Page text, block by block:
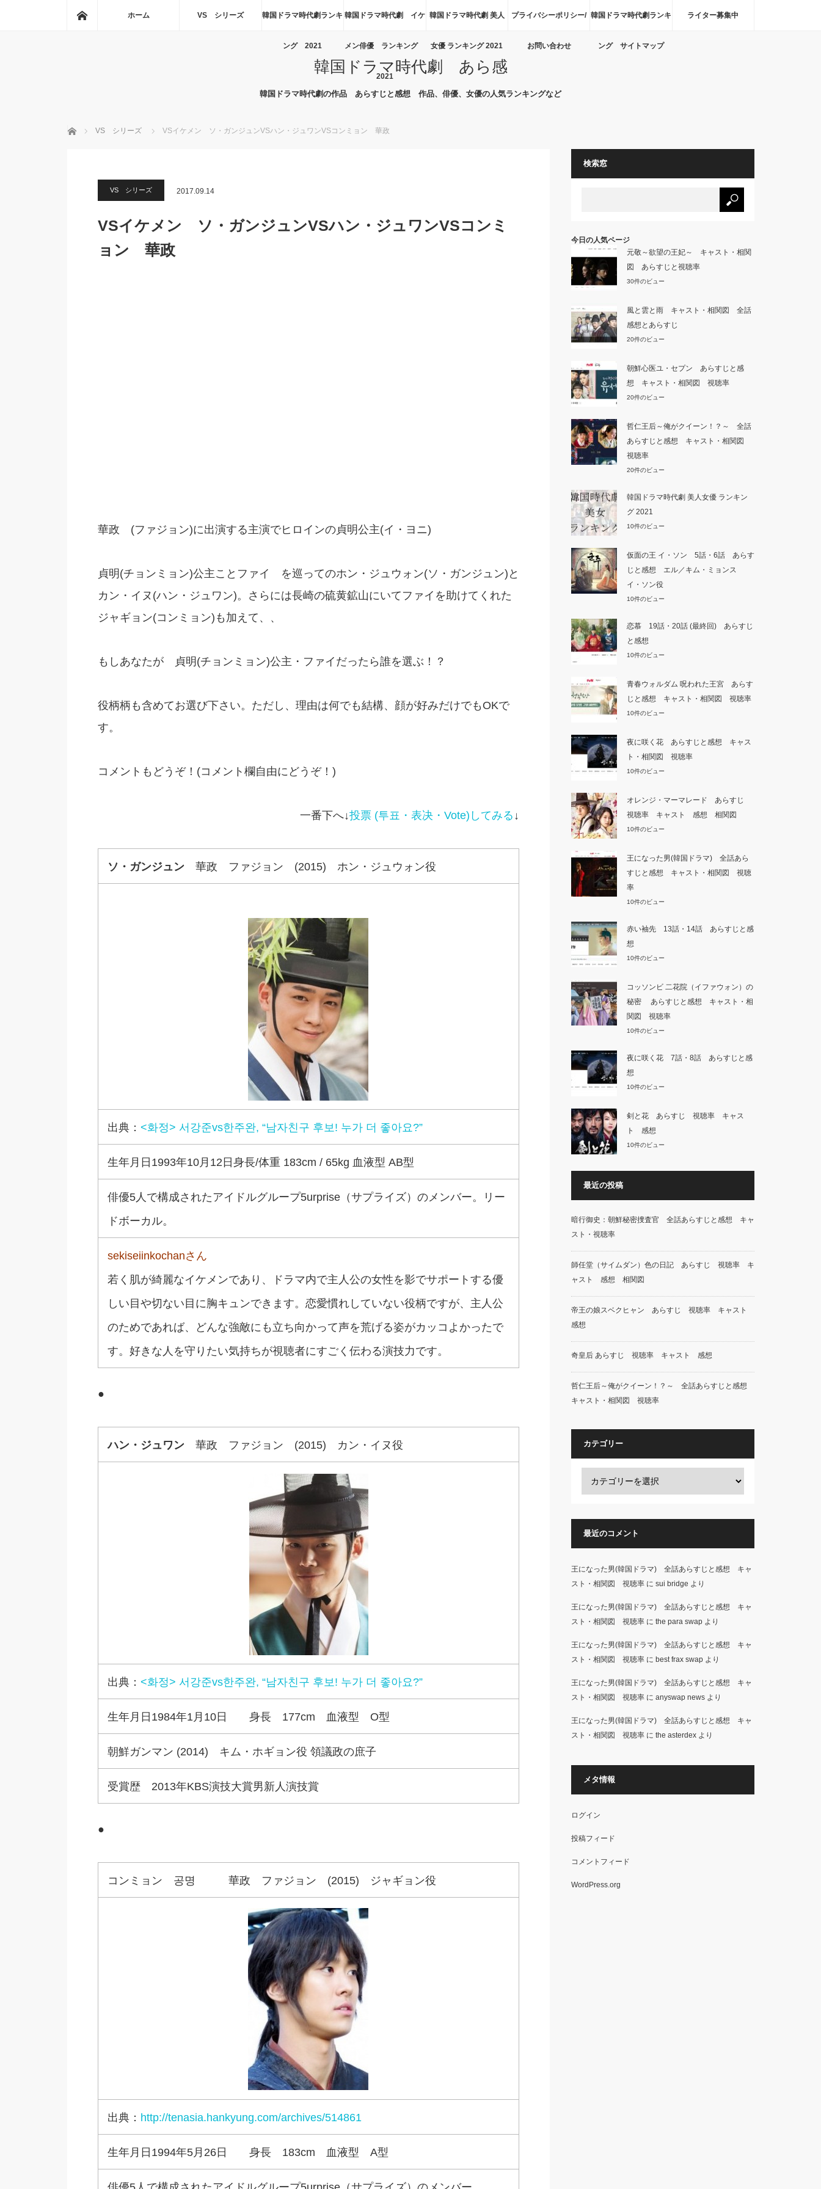
ホーム VS シリーズ 韓国ドラマ時代劇ランキ
ング 2021
韓国ドラマ時代劇 イケ
メン俳優 ランキング
2021
韓国ドラマ時代劇 美人
女優 ランキング 2021
プライバシーポリシー/
お問い合わせ
韓国ドラマ時代劇ランキ
ング サイトマップ
ライター募集中
韓国ドラマ時代劇 あら感
韓国ドラマ時代劇の作品 あらすじと感想 作品、俳優、女優の人気ランキングなど
ホーム VS シリーズ VSイケメン ソ・ガンジュンVSハン・ジュワンVSコンミョン 華政
VS シリーズ 2017.09.14
VSイケメン ソ・ガンジュンVSハン・ジュワンVSコンミ
ョン 華政
華政 (ファジョン)に出演する主演でヒロインの貞明公主(イ・ヨニ)
貞明(チョンミョン)公主ことファイ を巡ってのホン・ジュウォン(ソ・ガンジュン)と
カン・イヌ(ハン・ジュワン)。さらには長崎の硫黄鉱山にいてファイを助けてくれた
ジャギョン(コンミョン)も加えて、、
もしあなたが 貞明(チョンミョン)公主・ファイだったら誰を選ぶ！？
役柄柄も含めてお選び下さい。ただし、理由は何でも結構、顔が好みだけでもOKで
す。
コメントもどうぞ！(コメント欄自由にどうぞ！)
一番下へ↓投票 (투표・表决・ Vote)してみる ↓
ソ・ガンジュン華政 ファジョン (2015) ホン・ジュウォン役
出典： <화정> 서강준vs한주완, “남자친구 후보! 누가 더 좋아요?”
生年月日1993年10月12日身長/体重 183cm / 65kg 血液型 AB型
俳優5人で構成されたアイドルグループ5urprise（サプライズ）のメンバー。リー
ドボーカル。
sekiseiinkochanさん
若く肌が綺麗なイケメンであり、ドラマ内で主人公の女性を影でサポートする優
しい目や切ない目に胸キュンできます。恋愛慣れしていない役柄ですが、主人公
のためであれば、どんな強敵にも立ち向かって声を荒げる姿がカッコよかったで
す。好きな人を守りたい気持ちが視聴者にすごく伝わる演技力です。
●
ハン・ジュワン華政 ファジョン (2015) カン・イヌ役
出典： <화정> 서강준vs한주완, “남자친구 후보! 누가 더 좋아요?”
生年月日1984年1月10日 身長 177cm 血液型 O型
朝鮮ガンマン (2014) キム・ホギョン役 領議政の庶子
受賞歴 2013年KBS演技大賞男新人演技賞
●
コンミョン 공명 華政 ファジョン (2015) ジャギョン役
出典： http://tenasia.hankyung.com/archives/514861
生年月日1994年5月26日 身長 183cm 血液型 A型
検索窓
今日の人気ページ
元敬～欲望の王妃～ キャスト・相関
図 あらすじと視聴率
30件のビュー
風と雲と雨 キャスト・相関図 全話
感想とあらすじ
20件のビュー
朝鮮心医ユ・セプン あらすじと感
想 キャスト・相関図 視聴率
20件のビュー
哲仁王后～俺がクイーン！？～ 全話
あらすじと感想 キャスト・相関図
視聴率
20件のビュー
韓国ドラマ時代劇 美人女優 ランキン
グ 2021
10件のビュー
仮面の王 イ・ソン 5話・6話 あらす
じと感想 エル／キム・ミョンス
イ・ソン役
10件のビュー
恋慕 19話・20話 (最終回) あらすじ
と感想
10件のビュー
青春ウォルダム 呪われた王宮 あらす
じと感想 キャスト・相関図 視聴率
10件のビュー
夜に咲く花 あらすじと感想 キャス
ト・相関図 視聴率
10件のビュー
オレンジ・マーマレード あらすじ
視聴率 キャスト 感想 相関図
10件のビュー
王になった男(韓国ドラマ) 全話あら
すじと感想 キャスト・相関図 視聴
率
10件のビュー
赤い袖先 13話・14話 あらすじと感
想
10件のビュー
コッソンビ 二花院（イファウォン）の
秘密 あらすじと感想 キャスト・相
関図 視聴率
10件のビュー
夜に咲く花 7話・8話 あらすじと感
想
10件のビュー
剣と花 あらすじ 視聴率 キャス
ト 感想
10件のビュー
最近の投稿
暗行御史：朝鮮秘密捜査官 全話あらすじと感想 キャ
スト・視聴率
師任堂（サイムダン）色の日記 あらすじ 視聴率 キ
ャスト 感想 相関図
帝王の娘スベクヒャン あらすじ 視聴率 キャスト
感想
奇皇后 あらすじ 視聴率 キャスト 感想
哲仁王后～俺がクイーン！？～ 全話あらすじと感想
キャスト・相関図 視聴率
カテゴリー
最近のコメント
王になった男(韓国ドラマ) 全話あらすじと感想 キャ
スト・相関図 視聴率に sui bridge より
王になった男(韓国ドラマ) 全話あらすじと感想 キャ
スト・相関図 視聴率に the para swapより
王になった男(韓国ドラマ) 全話あらすじと感想 キャ
スト・相関図 視聴率に best frax swapより
王になった男(韓国ドラマ) 全話あらすじと感想 キャ
スト・相関図 視聴率に anyswap newsより
王になった男(韓国ドラマ) 全話あらすじと感想 キャ
スト・相関図 視聴率に the asterdexより
メタ情報
ログイン
投稿フィード
コメントフィード
WordPress.org